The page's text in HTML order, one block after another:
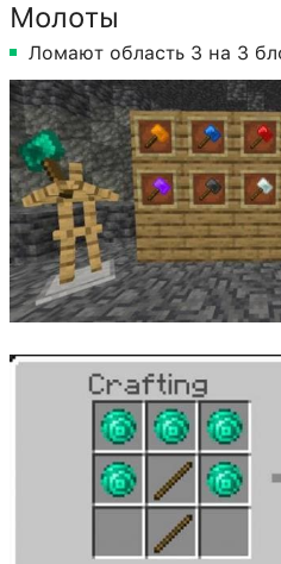
Молоты
Ломают область 3 на 3